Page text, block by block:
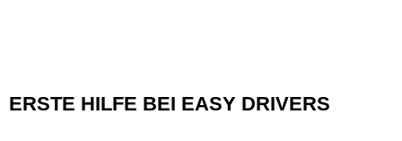
ERSTE HILFE BEI EASY DRIVERS